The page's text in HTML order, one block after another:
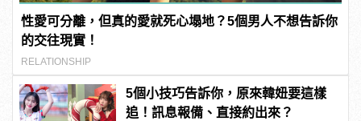
性愛可分離，但真的愛就死心塌地？5個男人不想告訴你
的交往現實！
RELATIONSHIP
5個小技巧告訴你，原來韓妞要這樣
追！訊息報備、直接約出來？